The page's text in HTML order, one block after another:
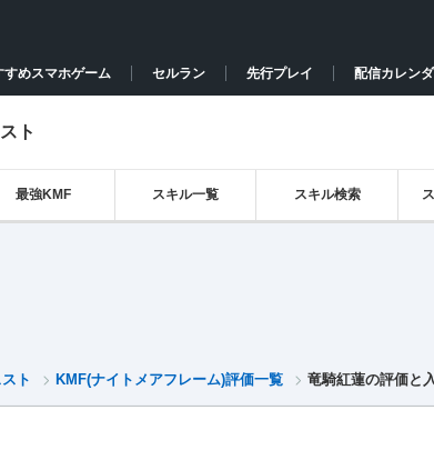
すめスマホゲーム セルラン 先行プレイ 配信カレン
ト
最強KMF スキル一覧 スキル検索
ト KMF(ナイトメアフレーム)評価一覧 竜騎紅蓮の評価と